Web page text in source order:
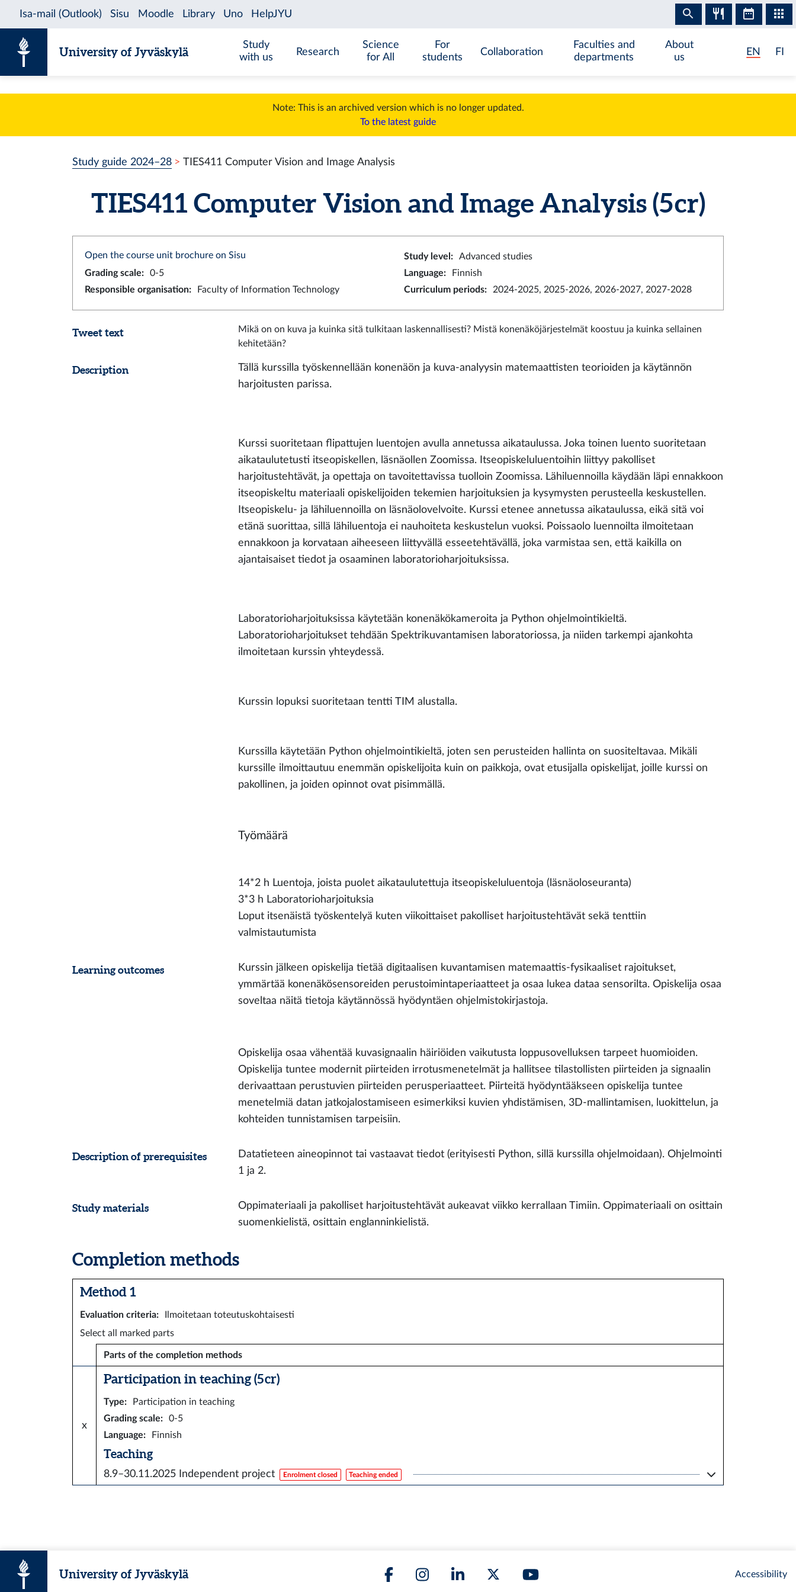
University of Jyväskylä
Study
with us
Research
Science
for All
For
students
Collaboration
Faculties and
departments
About
us
EN FI
Note: This is an archived version which is no longer updated.
To the latest guide
Study guide 2024–28 TIES411 Computer Vision and Image Analysis
TIES411 Computer Vision and Image Analysis (5 cr)
Open the course unit brochure on Sisu Study level :
Advanced studies
Grading scale: 0-5 Language:
Finnish
Responsible organisation: Faculty of Information Technology Curriculum periods: 2024-2025, 2025-2026, 2026-2027, 2027-2028
Tweet text
Mikä on on kuva ja kuinka sitä tulkitaan laskennallisesti? Mistä konenäköjärjestelmät koostuu ja kuinka sellainen
kehitetään?
Description
Tällä kurssilla työskennellään konenäön ja kuva-analyysin matemaattisten teorioiden ja käytännön
harjoitusten parissa.
Kurssi suoritetaan flipattujen luentojen avulla annetussa aikataulussa. Joka toinen luento suoritetaan
aikataulutetusti itseopiskellen, läsnäollen Zoomissa. Itseopiskeluluentoihin liittyy pakolliset
harjoitustehtävät, ja opettaja on tavoitettavissa tuolloin Zoomissa. Lähiluennoilla käydään läpi ennakkoon
itseopiskeltu materiaali opiskelijoiden tekemien harjoituksien ja kysymysten perusteella keskustellen.
Itseopiskelu- ja lähiluennoilla on läsnäolovelvoite. Kurssi etenee annetussa aikataulussa, eikä sitä voi
etänä suorittaa, sillä lähiluentoja ei nauhoiteta keskustelun vuoksi. Poissaolo luennoilta ilmoitetaan
ennakkoon ja korvataan aiheeseen liittyvällä esseetehtävällä, joka varmistaa sen, että kaikilla on
ajantaisaiset tiedot ja osaaminen laboratorioharjoituksissa.
Laboratorioharjoituksissa käytetään konenäkökameroita ja Python ohjelmointikieltä.
Laboratorioharjoitukset tehdään Spektrikuvantamisen laboratoriossa, ja niiden tarkempi ajankohta
ilmoitetaan kurssin yhteydessä.
Kurssin lopuksi suoritetaan tentti TIM alustalla.
Kurssilla käytetään Python ohjelmointikieltä, joten sen perusteiden hallinta on suositeltavaa. Mikäli
kurssille ilmoittautuu enemmän opiskelijoita kuin on paikkoja, ovat etusijalla opiskelijat, joille kurssi on
pakollinen, ja joiden opinnot ovat pisimmällä.
Työmäärä
14*2 h Luentoja, joista puolet aikataulutettuja itseopiskeluluentoja (läsnäoloseuranta)
3*3 h Laboratorioharjoituksia
Loput itsenäistä työskentelyä kuten viikoittaiset pakolliset harjoitustehtävät sekä tenttiin
valmistautumista
Learning outcomes
Kurssin jälkeen opiskelija tietää digitaalisen kuvantamisen matemaattis-fysikaaliset rajoitukset,
ymmärtää konenäkösensoreiden perustoimintaperiaatteet ja osaa lukea dataa sensorilta. Opiskelija osaa
soveltaa näitä tietoja käytännössä hyödyntäen ohjelmistokirjastoja.
Opiskelija osaa vähentää kuvasignaalin häiriöiden vaikutusta loppusovelluksen tarpeet huomioiden.
Opiskelija tuntee modernit piirteiden irrotusmenetelmät ja hallitsee tilastollisten piirteiden ja signaalin
derivaattaan perustuvien piirteiden perusperiaatteet. Piirteitä hyödyntääkseen opiskelija tuntee
menetelmiä datan jatkojalostamiseen esimerkiksi kuvien yhdistämisen, 3D-mallintamisen, luokittelun, ja
kohteiden tunnistamisen tarpeisiin.
Description of prerequisites
Datatieteen aineopinnot tai vastaavat tiedot (erityisesti Python, sillä kurssilla ohjelmoidaan). Ohjelmointi
1 ja 2.
Study materials
Oppimateriaali ja pakolliset harjoitustehtävät aukeavat viikko kerrallaan Timiin. Oppimateriaali on osittain
suomenkielistä, osittain englanninkielistä.
Completion methods
Method 1
Evaluation criteria:
Ilmoitetaan toteutuskohtaisesti
Select all marked parts
Parts of the completion methods
x
Participation in teaching (5 cr)
Type:
Participation in teaching
Grading scale:
0-5
Language: Finnish
Teaching
8.9–30.11.2025 Independent project Enrolment closed Teaching ended
University of Jyväskylä Accessibility